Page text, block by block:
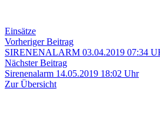
Einsätze
Beitragsnavigation
Vorheriger BeitragVorheriger
Beitrag:
SIRENENALARM 03.04.2019 07:34
Nächster BeitragNächster
Beitrag:
Sirenenalarm 14.05.2019 18:02 Uhr
Zur Übersicht